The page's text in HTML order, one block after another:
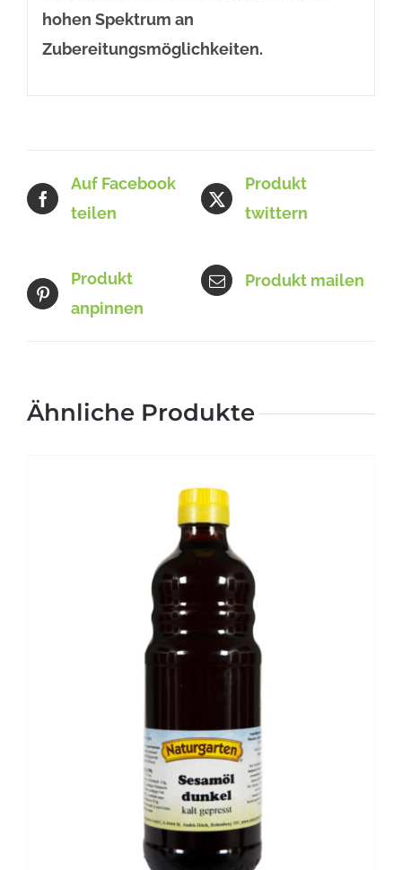
hohen Spektrum an
Zubereitungsmöglichkeiten.
Auf Facebook
teilen
Produkt
twittern
Produkt
anpinnen
Produkt mailen
Ähnliche Produkte